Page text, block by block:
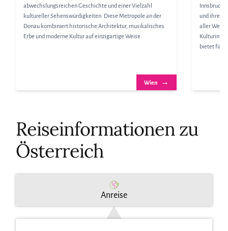
abwechslungsreichen Geschichte und einer Vielzahl
kultureller Sehenswürdigkeiten. Diese Metropole an der
Donau kombiniert historische Architektur, musikalisches
Erbe und moderne Kultur auf einzigartige Weise.
Wien →
Innsbruck,
und ihrer
aller Welt
bietet für
Reiseinformationen zu
Österreich
Anreise